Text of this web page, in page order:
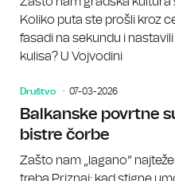
Koliko puta ste prošli kroz
fasadi na sekundu i
kulisa? U Vojvodini
Društvo 07-03-2026
Balkanske povrtne
bistre čorbe
Zašto nam „lagano”
treba Priznaj: kad stigne